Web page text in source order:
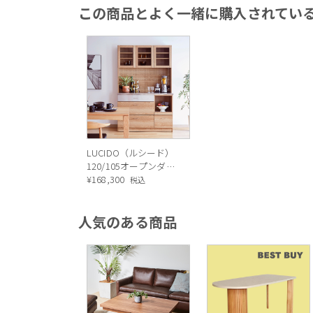
この商品とよく一緒に購入されてい
LUCIDO（ルシード）
120/105オープンダイ
ニングボード ナチュ
¥168,300 税込
人気のある商品